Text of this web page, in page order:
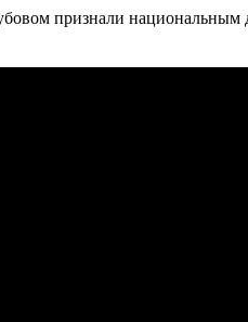
признали национальным